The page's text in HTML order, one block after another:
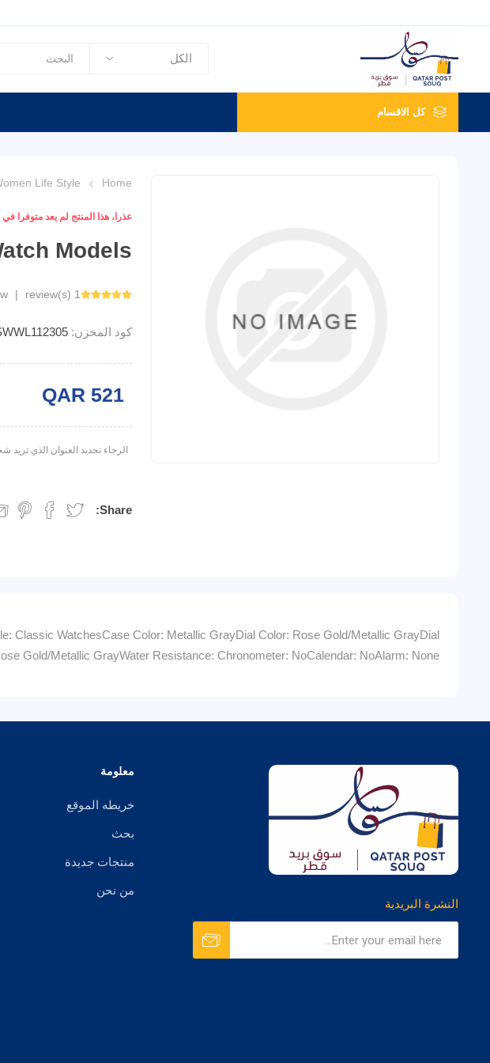
كل الاقسام
Home
Life Style
عذرا، هذا المنتج لم يعد متوفرا
Models
1 review(s)
|
كود المخزن:
QAR 521
الرجاء تحديد العنوان الذي تريد
Share:
Classic WatchesCase Color: Metallic GrayDial Color: Rose Gold/Metallic GrayDial
Gold/Metallic GrayWater Resistance: Chronometer: NoCalendar: NoAlarm: None
النشرة البريدية
معلومة
خريطه الموقع
بحث
منتجات جديدة
من نحن